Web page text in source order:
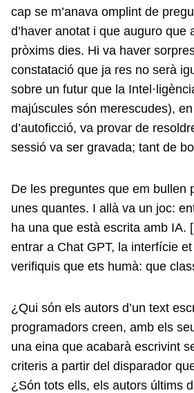
cap se m’anava omplint de
d’haver anotat i que auguro que
pròxims dies. Hi va haver
constatació que ja res no serà
sobre un futur que la
majúscules són merescudes),
d’autoficció, va provar de
sessió va ser gravada; tant de
De les preguntes que em bullen
unes quantes. I allà va un joc:
ha una que està escrita amb IA.
entrar a Chat GPT, la interfície
verifiquis que ets humà: que
¿Qui són els autors d’un text
programadors creen, amb els
una eina que acabarà escrivint
criteris a partir del disparador
¿Són tots ells, els autors últims